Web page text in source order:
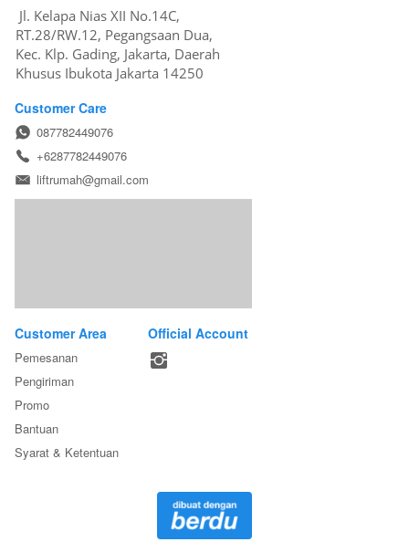
Jl. Kelapa Nias XII No.14C,
RT.28/RW.12, Pegangsaan Dua,
Kec. Klp. Gading, Jakarta, Daerah
Khusus Ibukota Jakarta 14250
Customer Care
087782449076
+6287782449076
liftrumah@gmail.com
Customer Area
Pemesanan
Pengiriman
Promo
Bantuan
Syarat & Ketentuan
Official Account